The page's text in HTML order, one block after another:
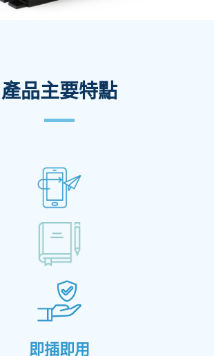
產品主要特點
即插即用